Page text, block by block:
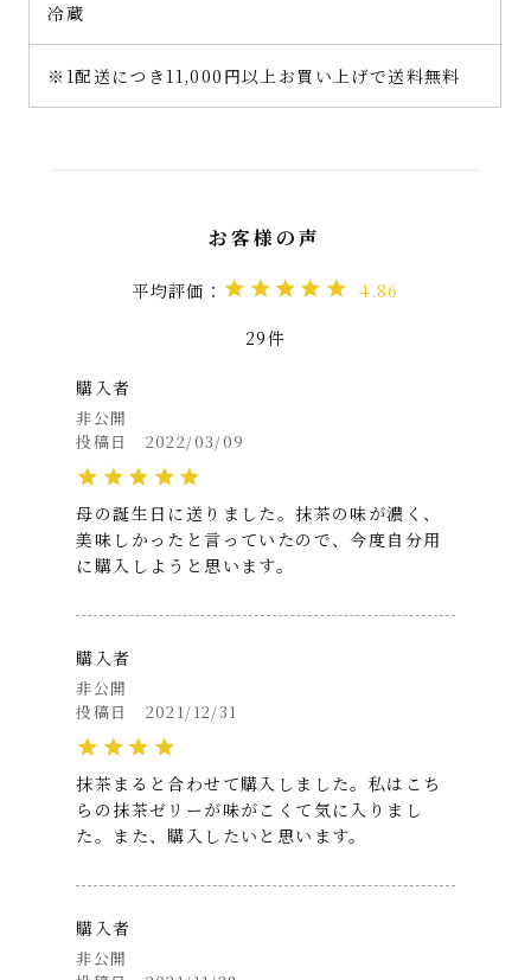
ラスの器に盛ろうとしましたが、ちょっと失
敗。しっかりとした寒天に白玉と栗が固定さ
れたようになっていて、とり分けようとした
治抹茶ゼリーを頂きましょう♪
千紀園さんがこだわる伝統製法で作られた宇
治抹茶。それをお菓子に合うよう様々な抹茶
をブレンドしたゼリー。抹茶の香りと旨味、渋
味が口の中に広がります。宇治抹茶ゼリー自体
は、甘味はほどんどありません。小豆と栗が
緒に食べることで、和と洋のハーモニーが奏
でられるのです。
全体に甘さが控えめなので、子どもよりも大
夏の時期には、のど越しがよく、さっぱりと
して後味も良い。また見た目も爽やかな風流
さを感じさせる、とても素敵な和スイーツで
は少し注意が要ります。
でも、日持ちのする水羊羹やゼリーの詰め合
わせでなく、いつもとは違う、こんな素敵な
和スイーツを大切な人への手土産等にしたら、
贅沢で幸せな気持ちになれること間違いなし
です♪
冷蔵
※1配送につき11,000円以上お買い上げで送料無料
4.86
29
購入者
非公開
投稿日
2022/03/09
母の誕生日に送りました。抹茶の味が濃く、
美味しかったと言っていたので、今度自分用
に購入しようと思います。
購入者
非公開
投稿日
2021/12/31
抹茶まると合わせて購入しました。私はこち
らの抹茶ゼリーが味がこくて気に入りまし
た。また、購入したいと思います。
購入者
非公開